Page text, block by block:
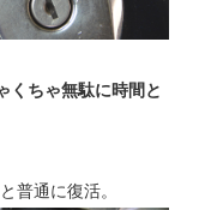
くちゃ無駄に時間と
普通に復活。